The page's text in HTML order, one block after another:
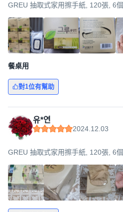
GREU 抽取式家用擦手紙, 120張, 6個
餐桌用
對1位有幫助
유*연
2024.12.03
GREU 抽取式家用擦手紙, 120張, 6個